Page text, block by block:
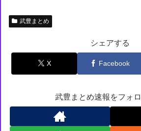
武豊まとめ
シェアする
X Facebook
武豊まとめ速報をフォ